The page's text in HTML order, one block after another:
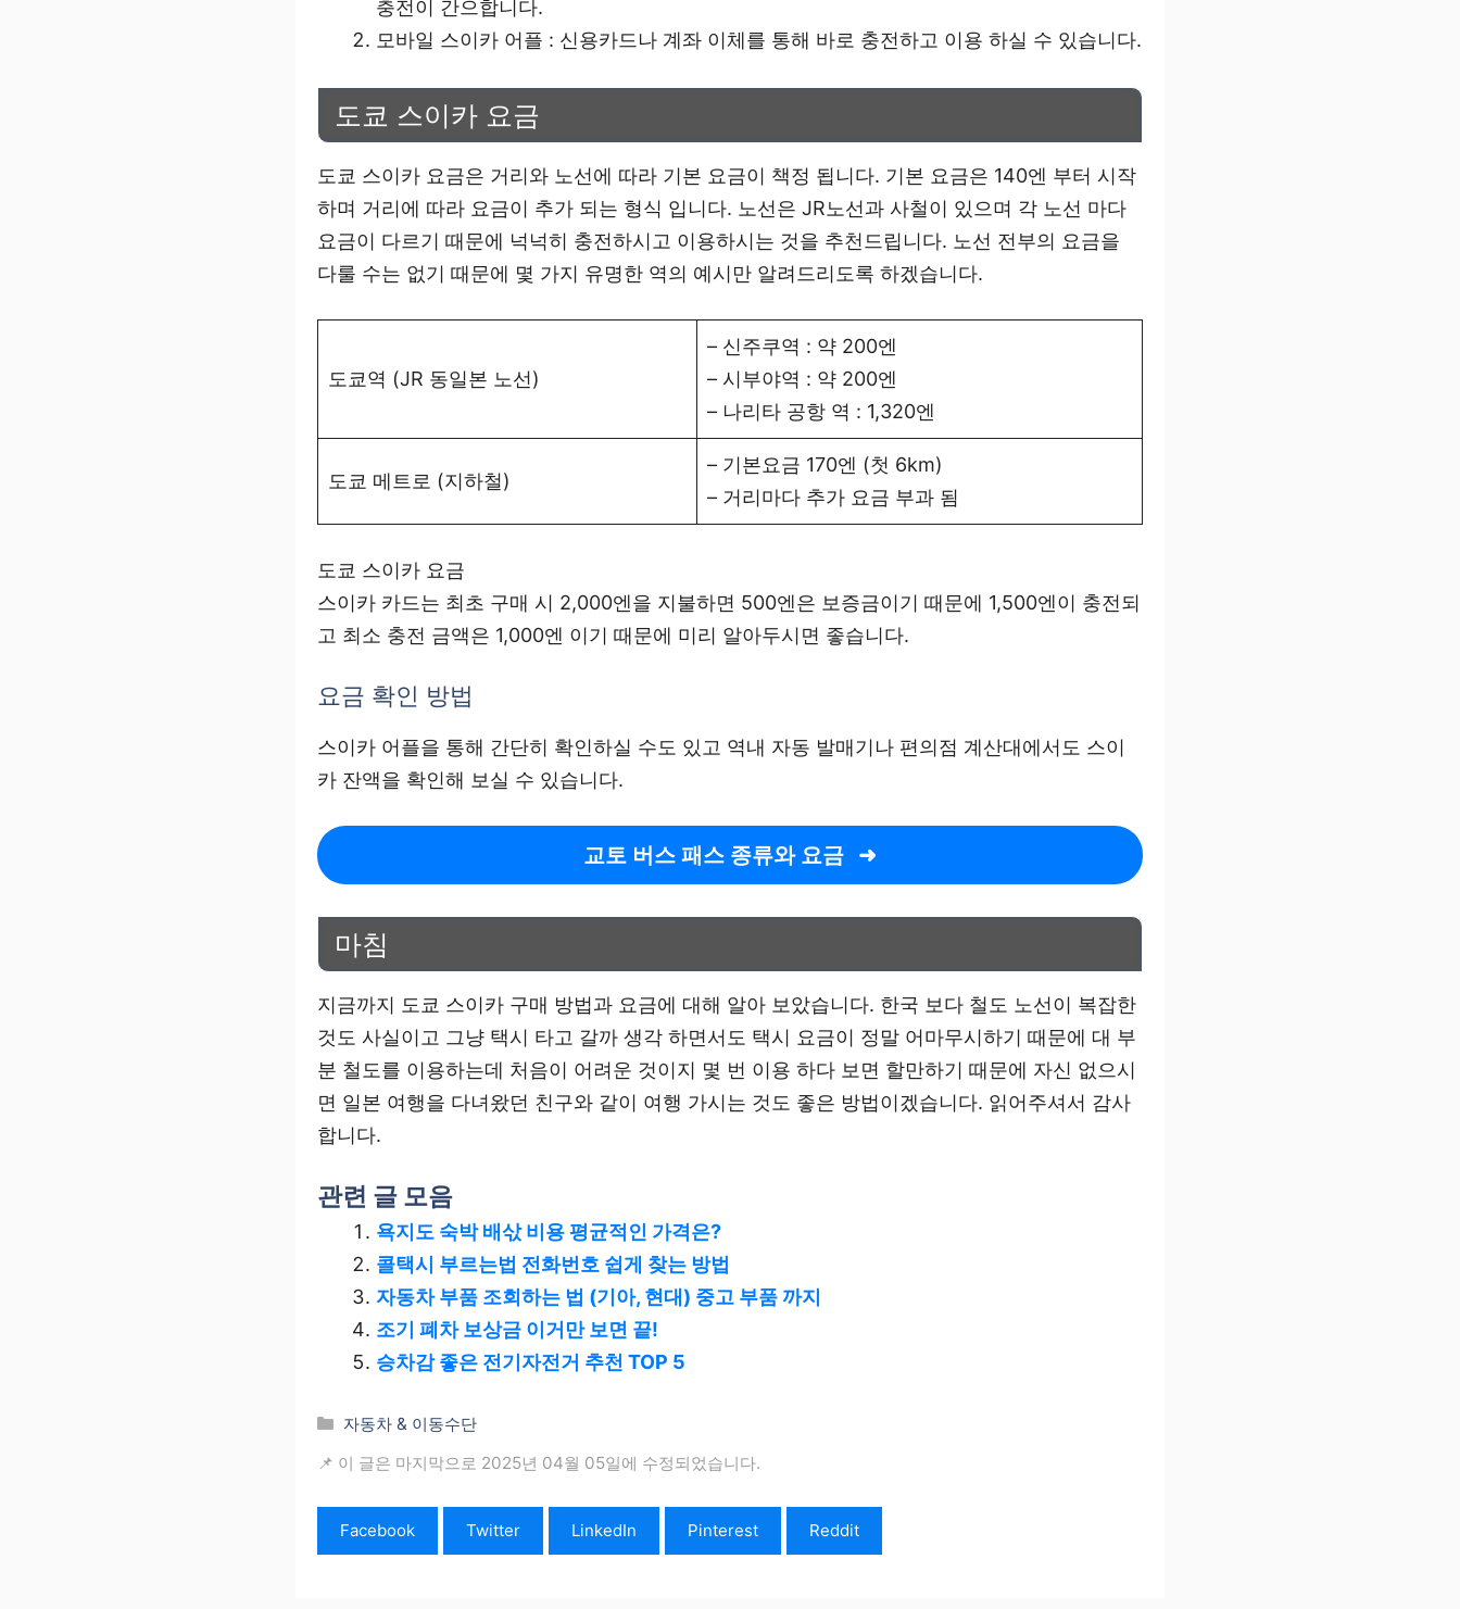
충전이 간으합니다.
모바일 스이카 어플 : 신용카드나 계좌 이체를 통해 바로 충전하고 이용 하실 수 있습니다.
도쿄 스이카 요금
도쿄 스이카 요금은 거리와 노선에 따라 기본 요금이 책정 됩니다. 기본 요금은 140엔 부터 시작
하며 거리에 따라 요금이 추가 되는 형식 입니다. 노선은 JR노선과 사철이 있으며 각 노선 마다
요금이 다르기 때문에 넉넉히 충전하시고 이용하시는 것을 추천드립니다. 노선 전부의 요금을
다룰 수는 없기 때문에 몇 가지 유명한 역의 예시만 알려드리도록 하겠습니다.
도쿄역 (JR 동일본 노선)
– 신주쿠역 : 약 200엔
– 시부야역 : 약 200엔
– 나리타 공항 역 : 1,320엔
도쿄 메트로 (지하철)
– 기본요금 170엔 (첫 6km)
– 거리마다 추가 요금 부과 됨
도쿄 스이카 요금
스이카 카드는 최초 구매 시 2,000엔을 지불하면 500엔은 보증금이기 때문에 1,500엔이 충전되
고 최소 충전 금액은 1,000엔 이기 때문에 미리 알아두시면 좋습니다.
요금 확인 방법
스이카 어플을 통해 간단히 확인하실 수도 있고 역내 자동 발매기나 편의점 계산대에서도 스이
카 잔액을 확인해 보실 수 있습니다.
교토 버스 패스 종류와 요금
마침
지금까지 도쿄 스이카 구매 방법과 요금에 대해 알아 보았습니다. 한국 보다 철도 노선이 복잡한
것도 사실이고 그냥 택시 타고 갈까 생각 하면서도 택시 요금이 정말 어마무시하기 때문에 대 부
분 철도를 이용하는데 처음이 어려운 것이지 몇 번 이용 하다 보면 할만하기 때문에 자신 없으시
면 일본 여행을 다녀왔던 친구와 같이 여행 가시는 것도 좋은 방법이겠습니다. 읽어주셔서 감사
합니다.
관련 글 모음
욕지도 숙박 배삯 비용 평균적인 가격은?
콜택시 부르는법 전화번호 쉽게 찾는 방법
자동차 부품 조회하는 법 (기아, 현대) 중고 부품 까지
조기 폐차 보상금 이거만 보면 끝!
승차감 좋은 전기자전거 추천 TOP 5
카
고
자동차 & 이동수단
📌 이 글은 마지막으로 2025년 04월 05일에 수정되었습니다.
Facebook Twitter LinkedIn Pinterest Reddit